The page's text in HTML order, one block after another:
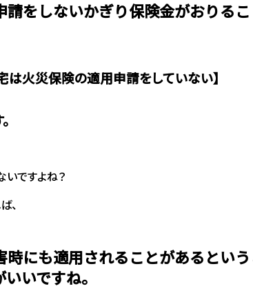
請をしないかぎり保険金がおりる
は火災保険の適用申請をしていない】
ですよね？
、
時にも適用されることがあるとい
いですね。